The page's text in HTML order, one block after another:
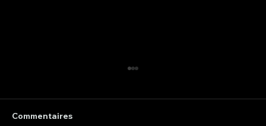
Commentaires